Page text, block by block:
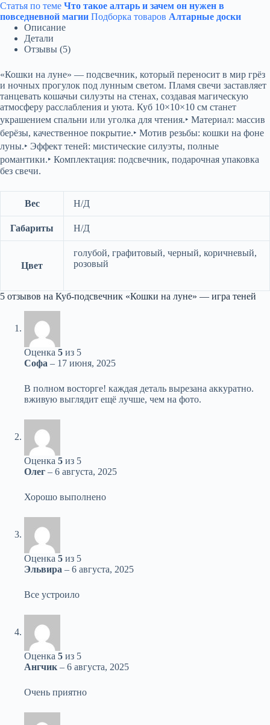
Статья по теме Что такое алтарь и зачем он нужен в
повседневной магии Подборка товаров Алтарные доски
Описание
Детали
Отзывы (5)
«Кошки на луне» — подсвечник, который переносит в мир грёз
и ночных прогулок под лунным светом. Пламя свечи заставляет
танцевать кошачьи силуэты на стенах, создавая магическую
атмосферу расслабления и уюта. Куб 10×10×10 см станет
украшением спальни или уголка для чтения.‣ Материал: массив
берёзы, качественное покрытие.‣ Мотив резьбы: кошки на фоне
луны.‣ Эффект теней: мистические силуэты, полные
романтики.‣ Комплектация: подсвечник, подарочная упаковка
без свечи.
Вес Н/Д
Габариты Н/Д
Цвет
голубой, графитовый, черный, коричневый,
розовый
5 отзывов на Куб-подсвечник «Кошки на луне» — игра теней
Оценка 5 из 5
Софа – 17 июня, 2025
В полном восторге! каждая деталь вырезана аккуратно.
вживую выглядит ещё лучше, чем на фото.
Оценка 5 из 5
Олег – 6 августа, 2025
Хорошо выполнено
Оценка 5 из 5
Эльвира – 6 августа, 2025
Все устроило
Оценка 5 из 5
Ангчик – 6 августа, 2025
Очень приятно